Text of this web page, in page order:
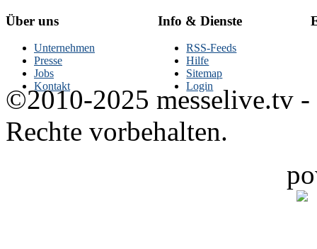
Über uns
Unternehmen
Presse
Jobs
Kontakt
Info & Dienste
RSS-Feeds
Hilfe
Sitemap
Login
©2010-2025 messelive.tv -
Rechte vorbehalten.